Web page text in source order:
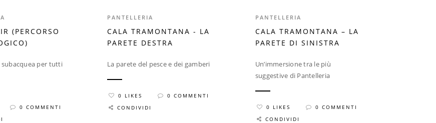
(PERCORSO
subacquea per tutti
0 COMMENTI
PANTELLERIA
CALA TRAMONTANA - LA
PARETE DESTRA
La parete del pesce e dei gamberi
0 LIKES
0 COMMENTI
CONDIVIDI
PANTELLERIA
CALA TRAMONTANA – LA
PARETE DI SINISTRA
Un’immersione tra le più
suggestive di Pantelleria
0 LIKES
0 COMMENTI
CONDIVIDI